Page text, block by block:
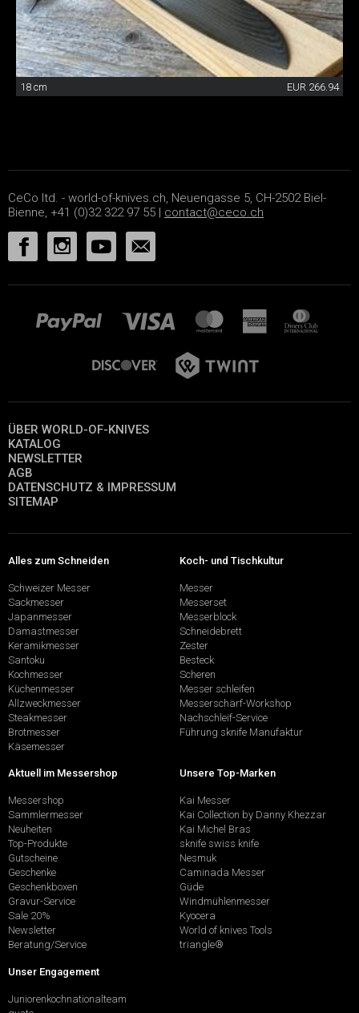
18 cm EUR 266.94
CeCo ltd. - world-of-knives.ch, Neuengasse 5, CH-2502 Biel-
Bienne, +41 (0)32 322 97 55 | contact@ceco.ch
ÜBER WORLD-OF-KNIVES
KATALOG
NEWSLETTER
AGB
DATENSCHUTZ & IMPRESSUM
SITEMAP
Alles zum Schneiden
Schweizer Messer
Sackmesser
Japanmesser
Damastmesser
Keramikmesser
Santoku
Kochmesser
Küchenmesser
Allzweckmesser
Steakmesser
Brotmesser
Käsemesser
Koch- und Tischkultur
Messer
Messerset
Messerblock
Schneidebrett
Zester
Besteck
Scheren
Messer schleifen
Messerschärf-Workshop
Nachschleif-Service
Führung sknife Manufaktur
Aktuell im Messershop
Messershop
Sammlermesser
Neuheiten
Top-Produkte
Gutscheine
Geschenke
Geschenkboxen
Gravur-Service
Sale 20%
Newsletter
Beratung/Service
Unsere Top-Marken
Kai Messer
Kai Collection by Danny Khezzar
Kai Michel Bras
sknife swiss knife
Nesmuk
Caminada Messer
Güde
Windmühlenmesser
Kyocera
World of knives Tools
triangle®
Unser Engagement
Juniorenkochnationalteam